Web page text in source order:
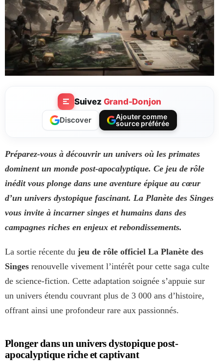
Suivez Grand-Donjon
Discover
Ajouter comme
source préférée
Préparez-vous à découvrir un univers où les primates
dominent un monde post-apocalyptique. Ce jeu de rôle
inédit vous plonge dans une aventure épique au cœur
d’un univers dystopique fascinant. La Planète des Singes
vous invite à incarner singes et humains dans des
campagnes riches en enjeux et rebondissements.
La sortie récente du jeu de rôle officiel La Planète des
Singes renouvelle vivement l’intérêt pour cette saga culte
de science-fiction. Cette adaptation soignée s’appuie sur
un univers étendu couvrant plus de 3 000 ans d’histoire,
offrant ainsi une profondeur rare aux passionnés.
Plonger dans un univers dystopique post-
apocalyptique riche et captivant